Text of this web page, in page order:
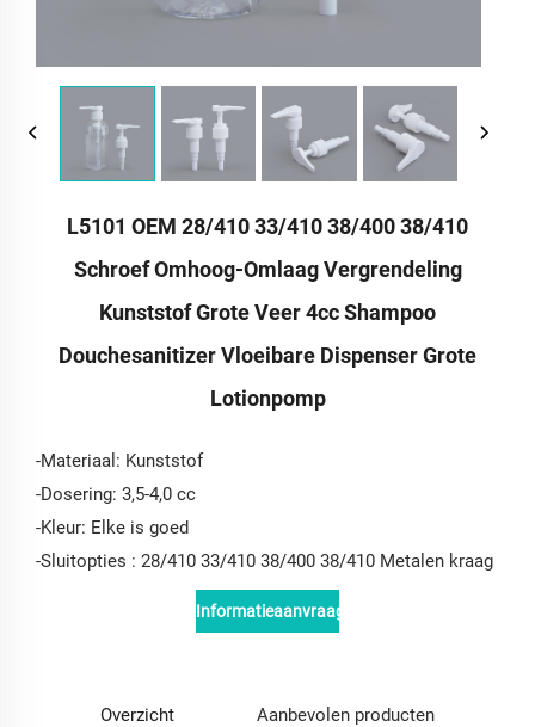
L5101 OEM 28/410 33/410 38/400 38/410
Schroef Omhoog-Omlaag Vergrendeling
Kunststof Grote Veer 4cc Shampoo
Douchesanitizer Vloeibare Dispenser Grote
Lotionpomp
-Materiaal: Kunststof
-Dosering: 3,5-4,0 cc
-Kleur: Elke is goed
-Sluitopties : 28/410 33/410 38/400 38/410 Metalen kraag
Informatieaanvraag
Overzicht Aanbevolen producten